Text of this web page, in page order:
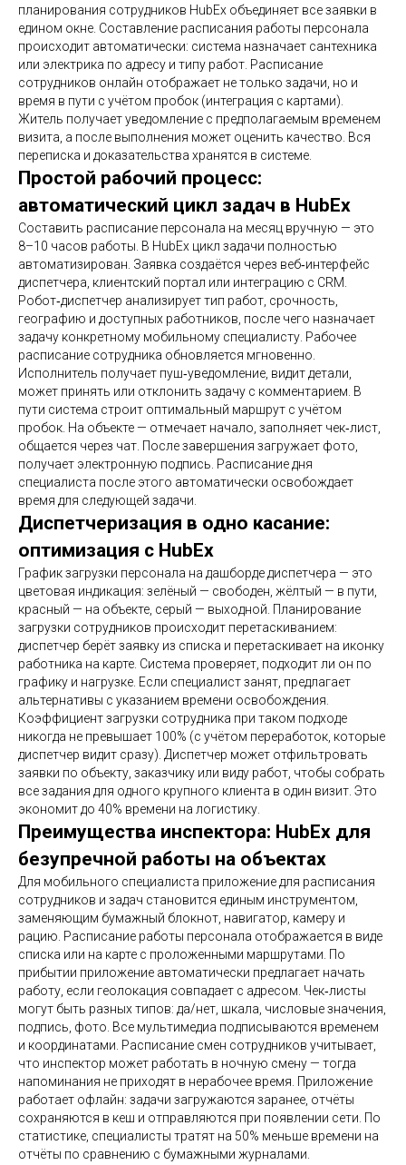
планирования сотрудников HubEx объединяет все заявки в
едином окне. Составление расписания работы персонала
происходит автоматически: система назначает сантехника
или электрика по адресу и типу работ. Расписание
сотрудников онлайн отображает не только задачи, но и
время в пути с учётом пробок (интеграция с картами).
Житель получает уведомление с предполагаемым временем
визита, а после выполнения может оценить качество. Вся
переписка и доказательства хранятся в системе.
Простой рабочий процесс:
автоматический цикл задач в HubEx
Составить расписание персонала на месяц вручную — это
8–10 часов работы. В HubEx цикл задачи полностью
автоматизирован. Заявка создаётся через веб‑интерфейс
диспетчера, клиентский портал или интеграцию с CRM.
Робот‑диспетчер анализирует тип работ, срочность,
географию и доступных работников, после чего назначает
задачу конкретному мобильному специалисту. Рабочее
расписание сотрудника обновляется мгновенно.
Исполнитель получает пуш‑уведомление, видит детали,
может принять или отклонить задачу с комментарием. В
пути система строит оптимальный маршрут с учётом
пробок. На объекте — отмечает начало, заполняет чек‑лист,
общается через чат. После завершения загружает фото,
получает электронную подпись. Расписание дня
специалиста после этого автоматически освобождает
время для следующей задачи.
Диспетчеризация в одно касание:
оптимизация с HubEx
График загрузки персонала на дашборде диспетчера — это
цветовая индикация: зелёный — свободен, жёлтый — в пути,
красный — на объекте, серый — выходной. Планирование
загрузки сотрудников происходит перетаскиванием:
диспетчер берёт заявку из списка и перетаскивает на иконку
работника на карте. Система проверяет, подходит ли он по
графику и нагрузке. Если специалист занят, предлагает
альтернативы с указанием времени освобождения.
Коэффициент загрузки сотрудника при таком подходе
никогда не превышает 100% (с учётом переработок, которые
диспетчер видит сразу). Диспетчер может отфильтровать
заявки по объекту, заказчику или виду работ, чтобы собрать
все задания для одного крупного клиента в один визит. Это
экономит до 40% времени на логистику.
Преимущества инспектора: HubEx для
безупречной работы на объектах
Для мобильного специалиста приложение для расписания
сотрудников и задач становится единым инструментом,
заменяющим бумажный блокнот, навигатор, камеру и
рацию. Расписание работы персонала отображается в виде
списка или на карте с проложенными маршрутами. По
прибытии приложение автоматически предлагает начать
работу, если геолокация совпадает с адресом. Чек‑листы
могут быть разных типов: да/нет, шкала, числовые значения,
подпись, фото. Все мультимедиа подписываются временем
и координатами. Расписание смен сотрудников учитывает,
что инспектор может работать в ночную смену — тогда
напоминания не приходят в нерабочее время. Приложение
работает офлайн: задачи загружаются заранее, отчёты
сохраняются в кеш и отправляются при появлении сети. По
статистике, специалисты тратят на 50% меньше времени на
отчёты по сравнению с бумажными журналами.